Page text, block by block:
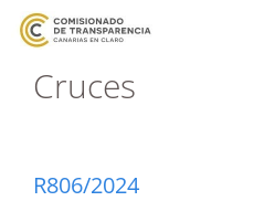
Cruces
R806/2024